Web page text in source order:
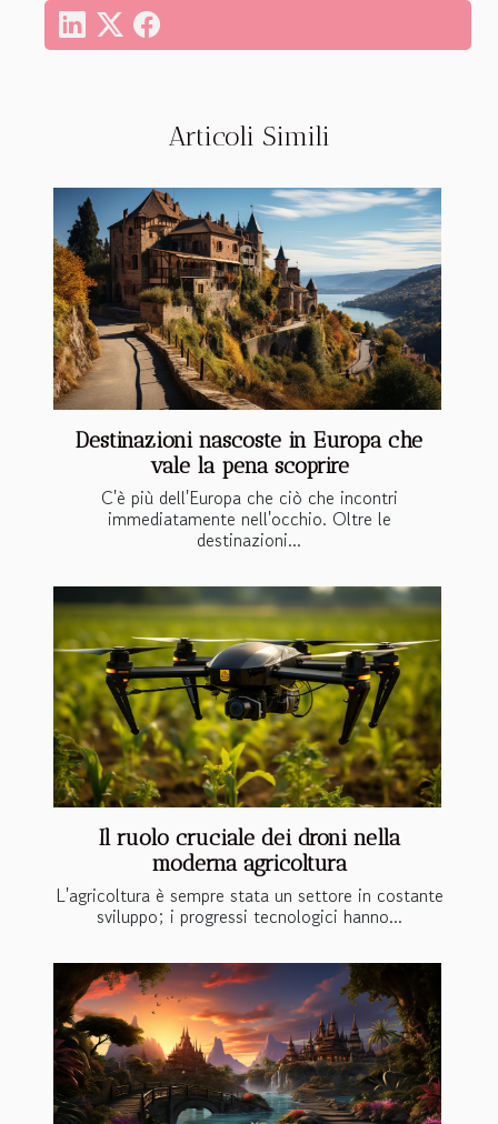
Articoli Simili
Destinazioni nascoste in Europa che
vale la pena scoprire
C'è più dell'Europa che ciò che incontri
immediatamente nell'occhio. Oltre le
destinazioni...
Il ruolo cruciale dei droni nella
moderna agricoltura
L'agricoltura è sempre stata un settore in costante
sviluppo; i progressi tecnologici hanno...